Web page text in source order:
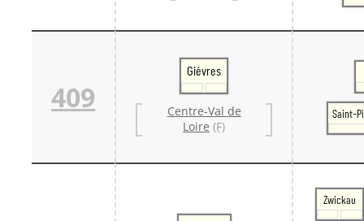
409
Giévres
Centre-Val de
Loire (F)
Saint-
Zwickau